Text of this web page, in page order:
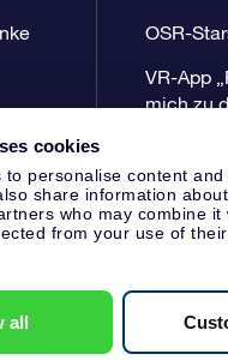
cookies
to personalise content
share information
who may combine
from your use of
all
OSR-
VR-App
mich zu
VAT: NL 8538.62.722B01